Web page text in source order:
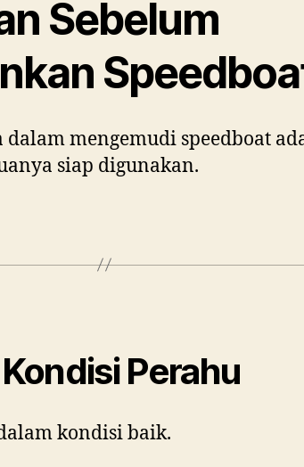
Sebelum
mengemudi speedboat
siap digunakan.
Perahu
kondisi baik.